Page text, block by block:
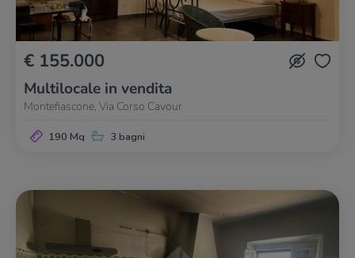
€ 155.000
Multilocale in vendita
Montefiascone, Via Corso Cavour
190 Mq 3 bagni